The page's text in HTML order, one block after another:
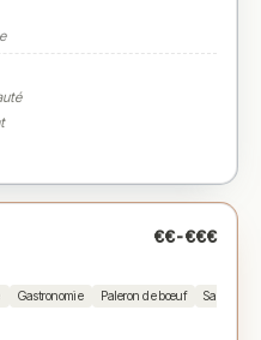
€€-€€€
Gastronomie Paleron de bœuf Saumon